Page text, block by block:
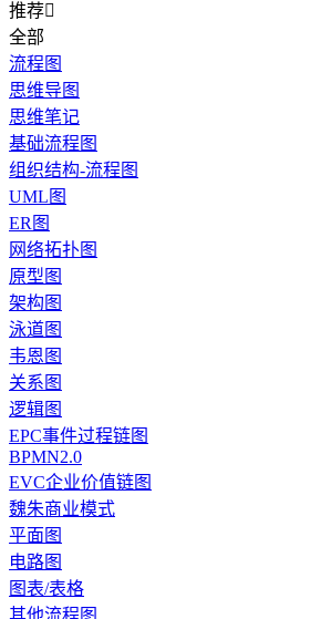
推荐
全部
流程图
思维导图
思维笔记
基础流程图
组织结构-流程图
UML图
ER图
网络拓扑图
原型图
架构图
泳道图
韦恩图
关系图
逻辑图
EPC事件过程链图
BPMN2.0
EVC企业价值链图
魏朱商业模式
平面图
电路图
图表/表格
其他流程图